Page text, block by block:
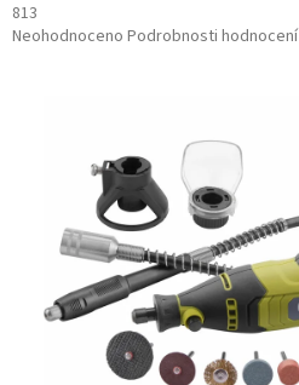
813
Průměrné
Neohodnoceno Podrobnosti hodnocení